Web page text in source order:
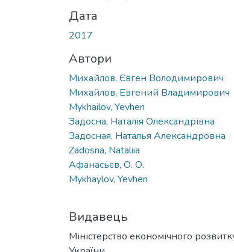
Дата
2017
Автори
Михайлов, Євген Володимирович
Михайлов, Евгений Владимирович
Mykhailov, Yevhen
Задосна, Наталія Олександрівна
Задосная, Наталья Александровна
Zadosna, Nataliia
Афанасьєв, О. О.
Mykhaylov, Yevhen
Видавець
Міністерство економічного розвитку